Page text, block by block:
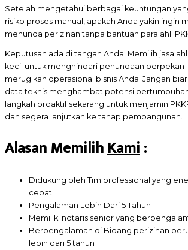
Setelah mengetahui berbagai keuntungan
risiko proses manual, apakah Anda yakin ingin
menunda perizinan tanpa bantuan para ahli
Keputusan ada di tangan Anda. Memilih jasa
kecil untuk menghindari penundaan
merugikan operasional bisnis Anda. Jangan
data teknis menghambat potensi
langkah proaktif sekarang untuk menjamin
dan segera lanjutkan ke tahap pembangunan.
Alasan MemilihKami:
Didukung oleh Tim professional yang
cepat
Pengalaman Lebih Dari 5 Tahun
Memiliki notaris senior yang
Berpengalaman di Bidang perizinan
lebih dari 5 tahun